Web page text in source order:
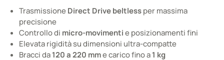
Robots taglia MINI
SCARA compatti per micro-precisione
TrasmissioneDirect Drive beltlessper massima
precisione
Controllo di micro-movimentie posizionamenti fini
Elevata rigidità su dimensioni ultra-compatte
Bracci da120 a 220 mme carico fino a1 kg